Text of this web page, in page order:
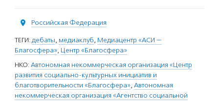
Российская Федерация
ТЕГИ: дебаты, медиаклуб, Медиацентр «АСИ —
Благосфера», Центр «Благосфера»
НКО: Автономная некоммерческая организация «Центр
развития социально-культурных инициатив и
благотворительности «Благосфера», Автономная
некоммерческая организация «Агентство социальной